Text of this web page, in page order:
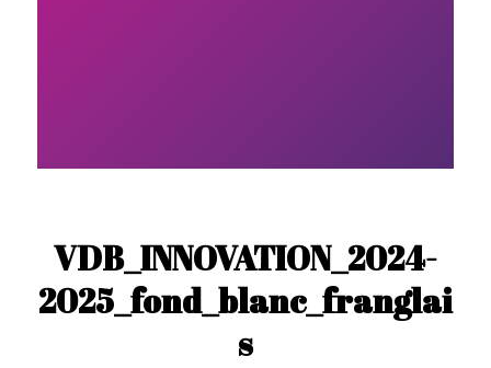
VDB_INNOVATION_2024-
2025_fond_blanc_franglai
s